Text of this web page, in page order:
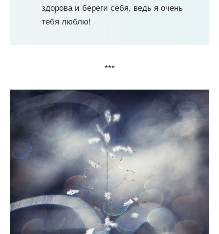
здорова и береги себя, ведь я очень
тебя люблю!
***